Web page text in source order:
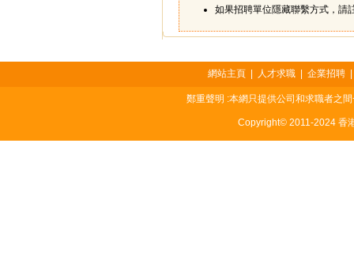
如果招聘單位隱藏聯繫方式，請
網站主頁 人才求職 企業招聘
鄭重聲明 :本網只提供公司和求職者之
Copyright© 2011-2024 香